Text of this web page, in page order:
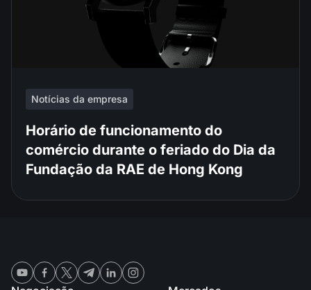
Notícias da empresa
Horário de funcionamento do
comércio durante o feriado do Dia da
Fundação da RAE de Hong Kong